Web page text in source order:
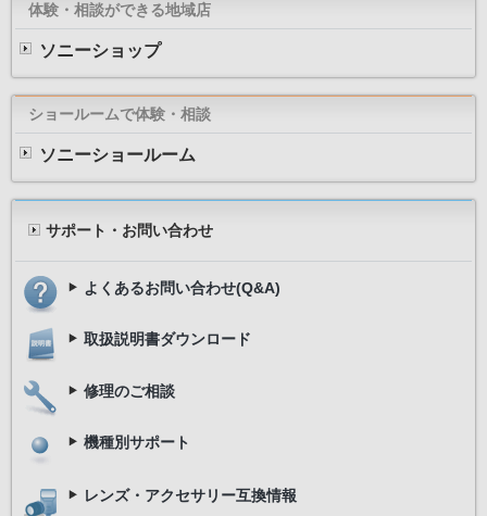
体験・相談ができる地域店
ソニーショップ
ショールームで体験・相談
ソニーショールーム
サポート・お問い合わせ
よくあるお問い合わせ(Q&A)
取扱説明書ダウンロード
修理のご相談
機種別サポート
レンズ・アクセサリー互換情報